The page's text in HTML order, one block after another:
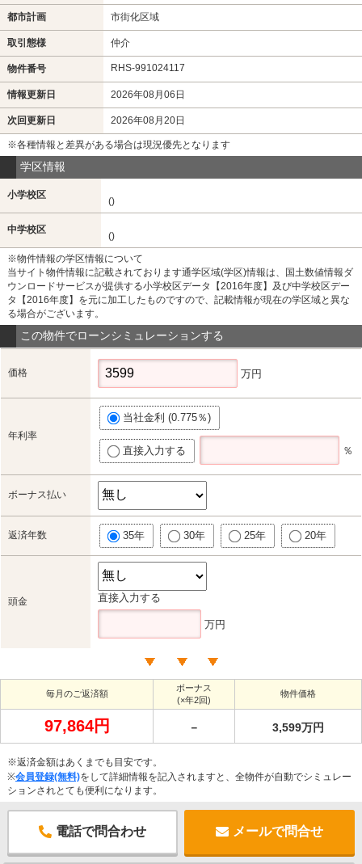
都市計画 市街化区域
取引態様 仲介
物件番号 RHS-991024117
情報更新日 2026年08月06日
次回更新日 2026年08月20日
※各種情報と差異がある場合は現況優先となります
学区情報
小学校区
()
中学校区
()
※物件情報の学区情報について
当サイト物件情報に記載されております通学区域(学区)情報は、国土数値情報ダ
ウンロードサービスが提供する小学校区データ【2016年度】及び中学校区デー
タ【2016年度】を元に加工したものですので、記載情報が現在の学区域と異な
る場合がございます。
この物件でローンシミュレーションする
価格 万円
年利率
当社金利 (0.775％)
直接入力する ％
ボーナス払い
返済年数 35年 30年 25年 20年
頭金 直接入力する
万円
毎月のご返済額
ボーナス
(×年2回)
物件価格
97,864円 － 3,599万円
※返済金額はあくまでも目安です。
※会員登録(無料)をして詳細情報を記入されますと、全物件が自動でシミュレー
ションされとても便利になります。
電話で問合わせ メールで問合せ